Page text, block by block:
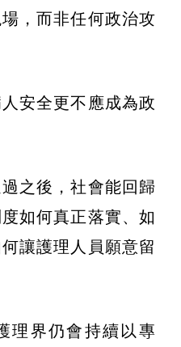
，而非任何政治攻
安全更不應成為政
之後，社會能回歸
如何真正落實、如
讓護理人員願意留
理界仍會持續以專